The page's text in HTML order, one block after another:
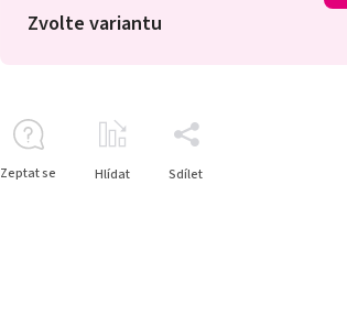
Zvolte variantu
Zeptat se Hlídat Sdílet